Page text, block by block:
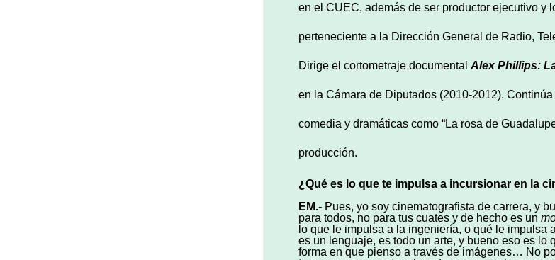
en el CUEC, además de ser productor ejecutivo y
perteneciente a la Dirección General de Radio,
Dirige el cortometraje documental Alex Phillips:
en la Cámara de Diputados (2010-2012).
comedia y dramáticas como “La rosa de
producción.
¿Qué es lo que te impulsa a incursionar en la
EM.- Pues, yo soy cinematografista de carrera, y
para todos, no para tus cuates y de hecho es un
lo que le impulsa a la ingeniería, o qué le
es un lenguaje, es todo un arte, y bueno eso es lo
forma en que pienso a través de imágenes… No